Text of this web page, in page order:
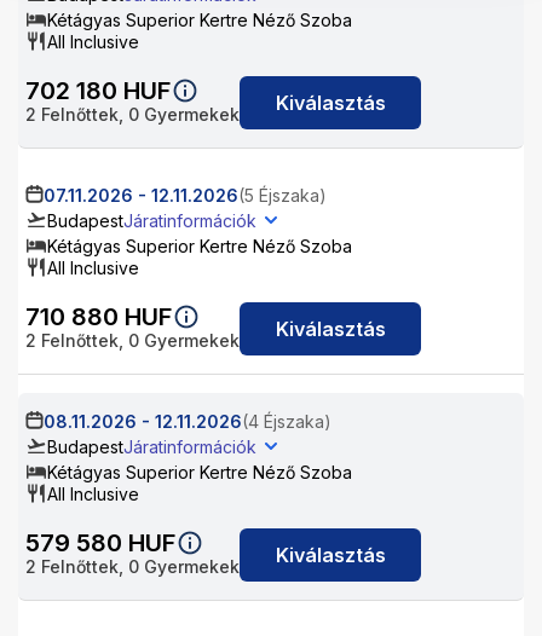
Kétágyas Superior Kertre Néző Szoba
All Inclusive
702 180 HUF
2 Felnőttek, 0 Gyermekek Kiválasztás
07.11.2026 - 12.11.2026(5 Éjszaka)
BudapestJáratinformációk
Kétágyas Superior Kertre Néző Szoba
All Inclusive
710 880 HUF
2 Felnőttek, 0 Gyermekek Kiválasztás
08.11.2026 - 12.11.2026(4 Éjszaka)
BudapestJáratinformációk
Kétágyas Superior Kertre Néző Szoba
All Inclusive
579 580 HUF
2 Felnőttek, 0 Gyermekek Kiválasztás